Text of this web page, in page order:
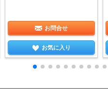
お問合せ
お気に入り